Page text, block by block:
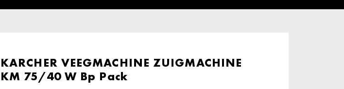
KARCHER VEEGMACHINE ZUIGMACHINE
KM 75/40 W Bp Pack